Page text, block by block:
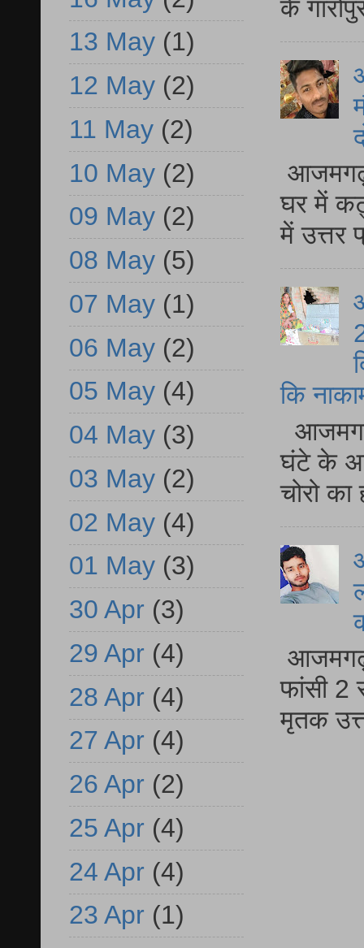
के
घर में
में
कि
घंटे के
चोरो
आजमगढ़
फांसी 2
मृतक
13 May (1)
12 May (2)
11 May (2)
10 May (2)
09 May (2)
08 May (5)
07 May (1)
06 May (2)
05 May (4)
04 May (3)
03 May (2)
02 May (4)
01 May (3)
30 Apr (3)
29 Apr (4)
28 Apr (4)
27 Apr (4)
26 Apr (2)
25 Apr (4)
24 Apr (4)
23 Apr (1)